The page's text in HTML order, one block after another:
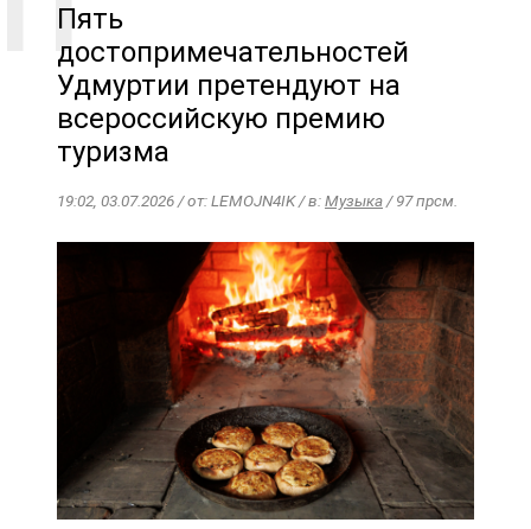
Пять
достопримечательностей
Удмуртии претендуют на
всероссийскую премию
туризма
19:02, 03.07.2026 / от: LEMOJN4IK / в:Музыка/ 97 прсм.